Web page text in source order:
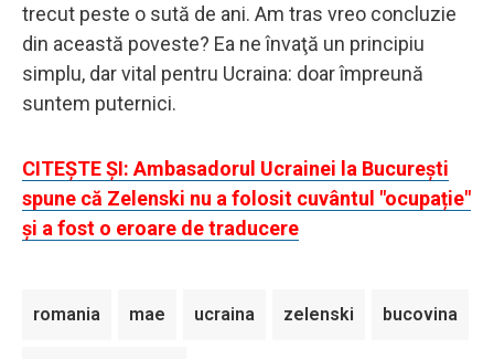
trecut peste o sută de ani. Am tras vreo concluzie
din această poveste? Ea ne învaţă un principiu
simplu, dar vital pentru Ucraina: doar împreună
suntem puternici.
CITEȘTE ȘI: Ambasadorul Ucrainei la București
spune că Zelenski nu a folosit cuvântul "ocupație"
și a fost o eroare de traducere
romania mae ucraina zelenski bucovina